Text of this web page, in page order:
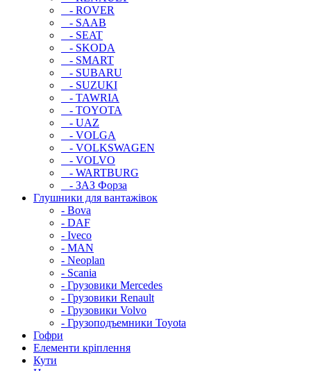
- ROVER
- SAAB
- SEAT
- SKODA
- SMART
- SUBARU
- SUZUKI
- TAWRIA
- TOYOTA
- UAZ
- VOLGA
- VOLKSWAGEN
- VOLVO
- WARTBURG
- ЗАЗ Форза
Глушники для вантажівок
- Bova
- DAF
- Iveco
- MAN
- Neoplan
- Scania
- Грузовики Mercedes
- Грузовики Renault
- Грузовики Volvo
- Грузоподъемники Toyota
Гофри
Елементи кріплення
Кути